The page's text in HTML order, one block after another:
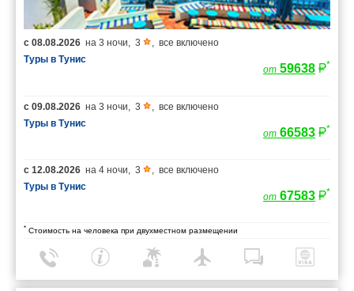
с 08.08.2026 на 3 ночи, 3 , все включено
Туры в Тунис
от 59638 *
с 09.08.2026 на 3 ночи, 3 , все включено
Туры в Тунис
от 66583 *
с 12.08.2026 на 4 ночи, 3 , все включено
Туры в Тунис
от 67583 *
* Стоимость на человека при двухместном размещении